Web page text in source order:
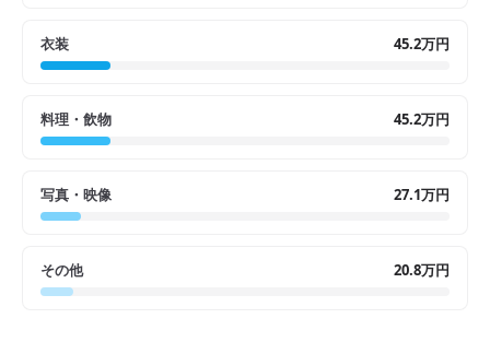
衣装 45.2万円
料理・飲物 45.2万円
写真・映像 27.1万円
その他 20.8万円